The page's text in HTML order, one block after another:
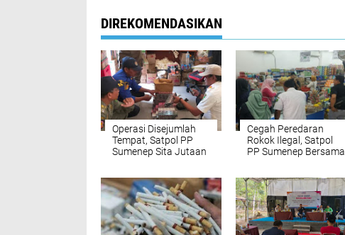
DIREKOMENDASIKAN
Operasi Disejumlah
Tempat, Satpol PP
Sumenep Sita Jutaan
Cegah Peredaran
Rokok Ilegal, Satpol
PP Sumenep Bersama